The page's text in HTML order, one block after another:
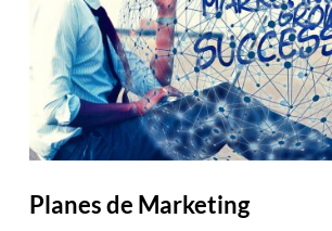
Planes de Marketing